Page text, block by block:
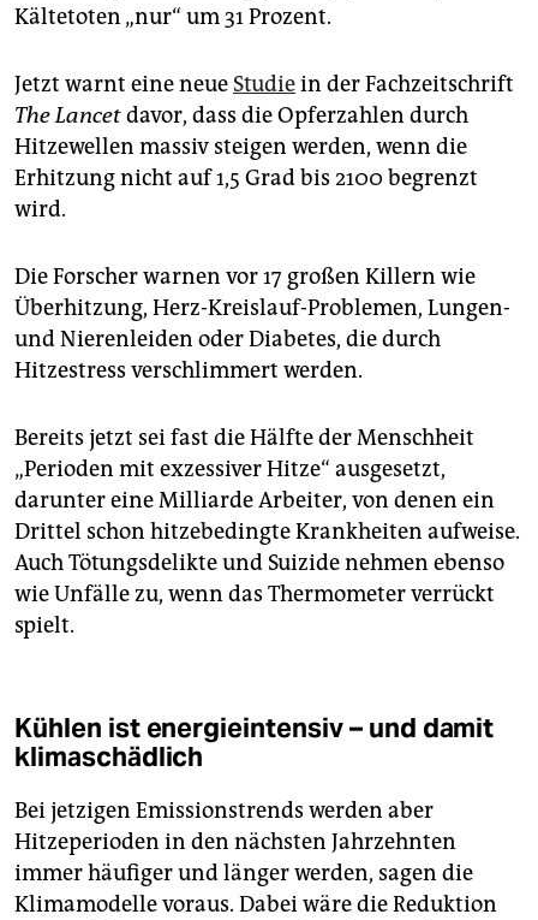
Kältetoten „nur“ um 31 Prozent.
Jetzt warnt eine neue Studiein der Fachzeitschrift
The Lancetdavor, dass die Opferzahlen durch
Hitzewellen massiv steigen werden, wenn die
Erhitzung nicht auf 1,5 Grad bis 2100 begrenzt
wird.
Die Forscher warnen vor 17 großen Killern wie
Überhitzung, Herz-Kreislauf-Problemen, Lungen-
und Nierenleiden oder Diabetes, die durch
Hitzestress verschlimmert werden.
Bereits jetzt sei fast die Hälfte der Menschheit
„Perioden mit exzessiver Hitze“ ausgesetzt,
darunter eine Milliarde Arbeiter, von denen ein
Drittel schon hitzebedingte Krankheiten aufweise.
Auch Tötungsdelikte und Suizide nehmen ebenso
wie Unfälle zu, wenn das Thermometer verrückt
spielt.
Kühlen ist energieintensiv – und damit
klimaschädlich
Bei jetzigen Emissionstrends werden aber
Hitzeperioden in den nächsten Jahrzehnten
immer häufiger und länger werden, sagen die
Klimamodelle voraus. Dabei wäre die Reduktion